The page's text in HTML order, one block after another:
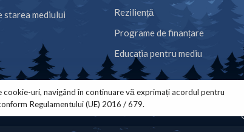
starea mediului
Reziliență
Programe de finanțare
Educația pentru mediu
uri, navigând în continuare vă exprimați acordul pentru
Regulamentului (UE) 2016 / 679.